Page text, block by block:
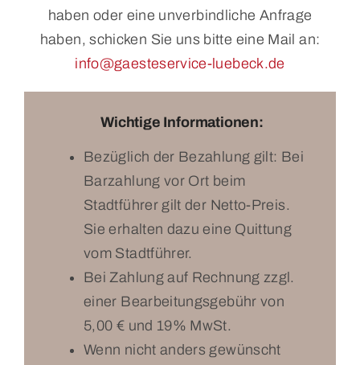
haben oder eine unverbindliche Anfrage
haben, schicken Sie uns bitte eine Mail an:
info@gaesteservice-luebeck.de
Wichtige Informationen:
Bezüglich der Bezahlung gilt: Bei
Barzahlung vor Ort beim
Stadtführer gilt der Netto-Preis.
Sie erhalten dazu eine Quittung
vom Stadtführer.
Bei Zahlung auf Rechnung zzgl.
einer Bearbeitungsgebühr von
5,00 € und 19% MwSt.
Wenn nicht anders gewünscht